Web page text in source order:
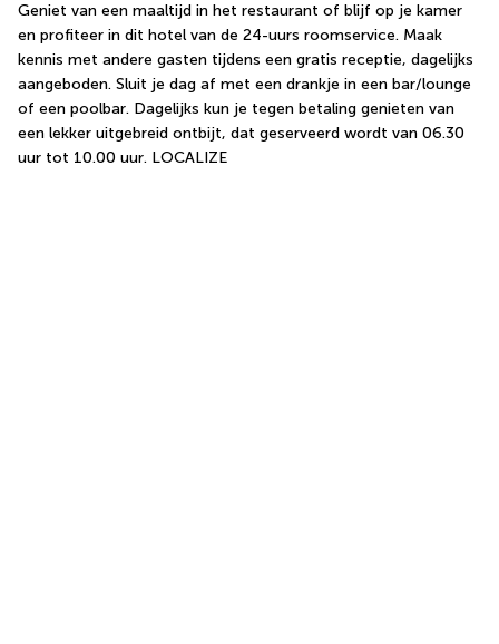
Geniet van een maaltijd in het restaurant of blijf op je kamer
en profiteer in dit hotel van de 24-uurs roomservice. Maak
kennis met andere gasten tijdens een gratis receptie, dagelijks
aangeboden. Sluit je dag af met een drankje in een bar/lounge
of een poolbar. Dagelijks kun je tegen betaling genieten van
een lekker uitgebreid ontbijt, dat geserveerd wordt van 06.30
uur tot 10.00 uur. LOCALIZE